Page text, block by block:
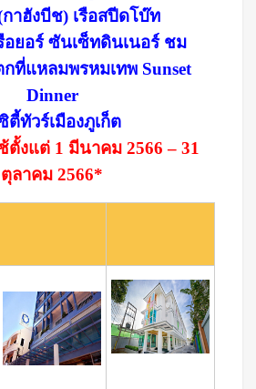
(กาฮังบีช) เรือสปีดโบ๊ท
อยอร์ ซันเซ็ทดินเนอร์ ชม
ที่แหลมพรหมเทพ Sunset
Dinner
ตี้ทัวร์เมืองภูเก็ต
ตั้งแต่ 1 มีนาคม 2566 – 31
ตุลาคม 2566*